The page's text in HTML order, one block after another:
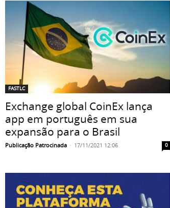
FASTLC
Exchange global CoinEx lança
app em português em sua
expansão para o Brasil
Publicação Patrocinada - 17/11/2021 12:06 0